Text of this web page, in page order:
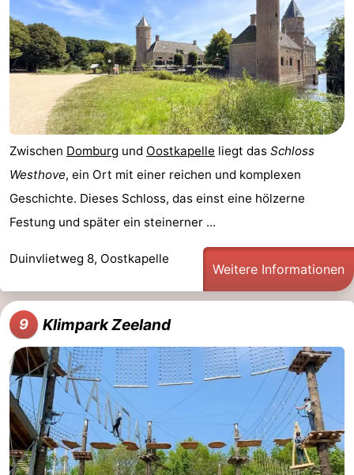
Zwischen Domburg und Oostkapelle liegt das Schloss
Westhove, ein Ort mit einer reichen und komplexen
Geschichte. Dieses Schloss, das einst eine hölzerne
Festung und später ein steinerner ...
Duinvlietweg 8, Oostkapelle
Weitere Informationen
9 Klimpark Zeeland